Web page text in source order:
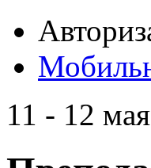
11 - 12